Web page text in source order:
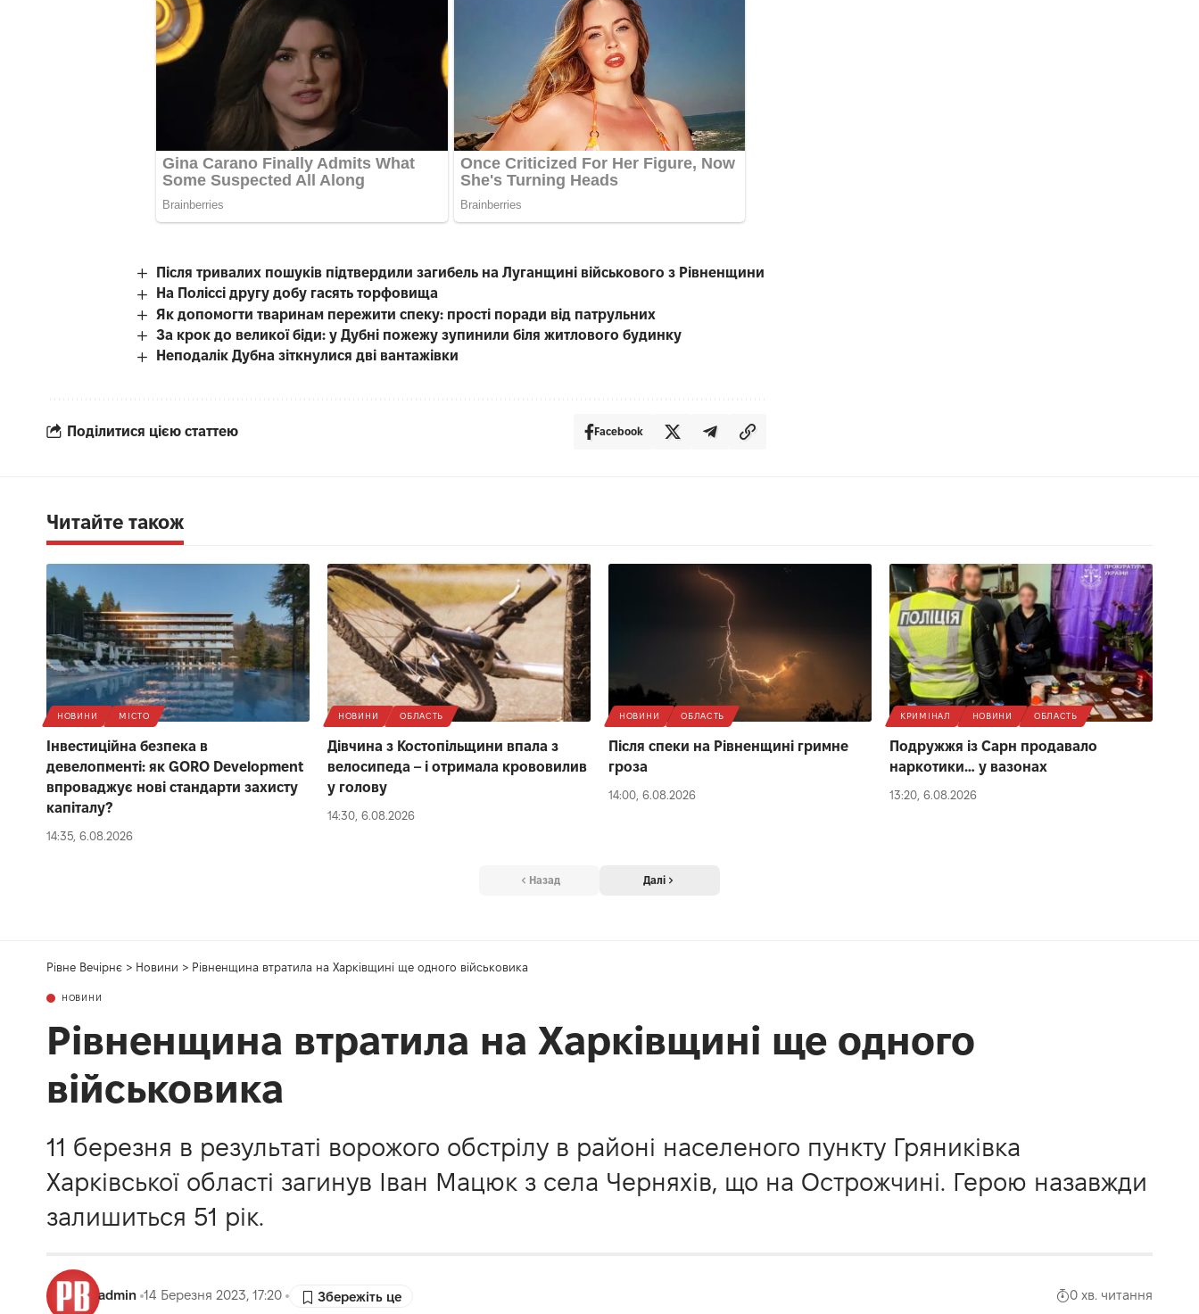
Після тривалих пошуків підтвердили загибель на Луганщині військового з Рівненщини
На Поліссі другу добу гасять торфовища
Як допомогти тваринам пережити спеку: прості поради від патрульних
За крок до великої біди: у Дубні пожежу зупинили біля житлового будинку
Неподалік Дубна зіткнулися дві вантажівки
Поділитися цією статтею Facebook
Читайте також
НОВИНИ МІСТО
Інвестиційна безпека в
девелопменті: як GORO Development
впроваджує нові стандарти захисту
капіталу?
14:35, 6.08.2026
НОВИНИ ОБЛАСТЬ
Дівчина з Костопільщини впала з
велосипеда – і отримала крововилив
у голову
14:30, 6.08.2026
НОВИНИ ОБЛАСТЬ
Після спеки на Рівненщині гримне
гроза
14:00, 6.08.2026
КРИМІНАЛ НОВИНИ ОБЛАСТЬ
Подружжя із Сарн продавало
наркотики… у вазонах
13:20, 6.08.2026
Назад Далі
Рівне Вечірнє > Новини > Рівненщина втратила на Харківщині ще одного військовика
НОВИНИ
Рівненщина втратила на Харківщині ще одного
військовика
11 березня в результаті ворожого обстрілу в районі населеного пункту Гряниківка
Харківської області загинув Іван Мацюк з села Черняхів, що на Острожчині. Герою назавжди
залишиться 51 рік.
admin 14 Березня 2023, 17:20 0 хв. читання